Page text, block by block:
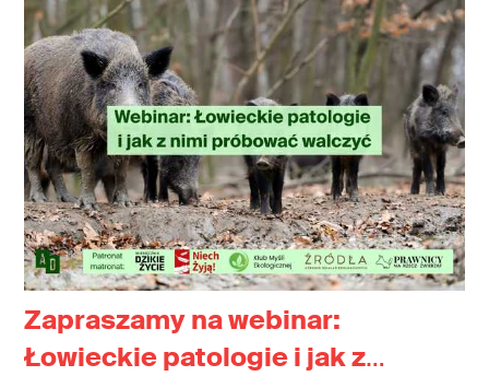
Zapraszamy na webinar:
Łowieckie patologie i jak z